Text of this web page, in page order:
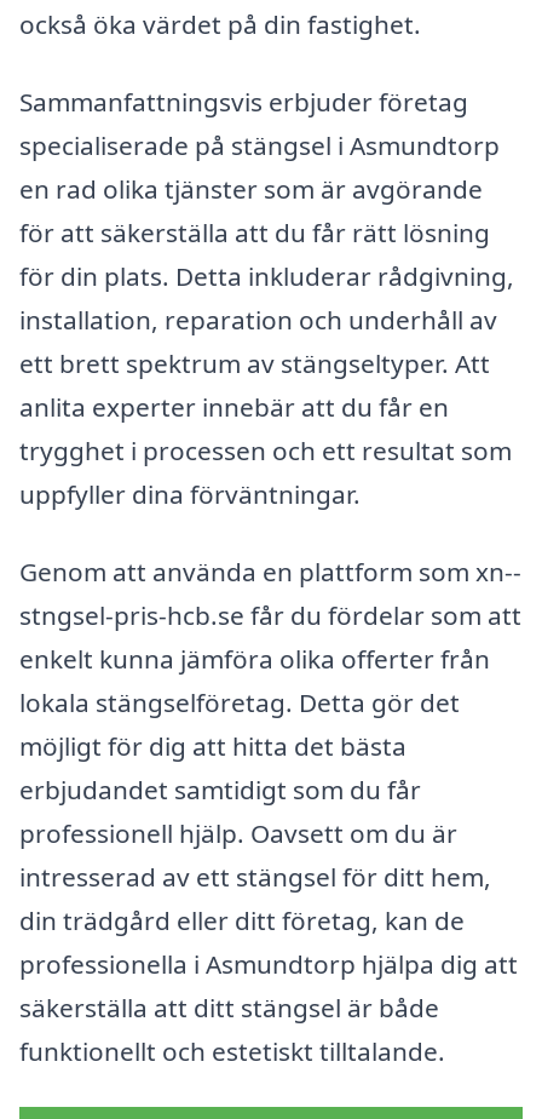
också öka värdet på din fastighet.
Sammanfattningsvis erbjuder företag
specialiserade på stängsel i Asmundtorp
en rad olika tjänster som är avgörande
för att säkerställa att du får rätt lösning
för din plats. Detta inkluderar rådgivning,
installation, reparation och underhåll av
ett brett spektrum av stängseltyper. Att
anlita experter innebär att du får en
trygghet i processen och ett resultat som
uppfyller dina förväntningar.
Genom att använda en plattform som xn--
stngsel-pris-hcb.se får du fördelar som att
enkelt kunna jämföra olika offerter från
lokala stängselföretag. Detta gör det
möjligt för dig att hitta det bästa
erbjudandet samtidigt som du får
professionell hjälp. Oavsett om du är
intresserad av ett stängsel för ditt hem,
din trädgård eller ditt företag, kan de
professionella i Asmundtorp hjälpa dig att
säkerställa att ditt stängsel är både
funktionellt och estetiskt tilltalande.